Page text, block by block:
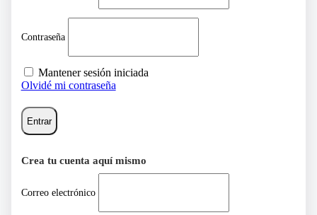
Contraseña
Mantener sesión iniciada
Olvidé mi contraseña
Entrar
Crea tu cuenta aquí mismo
Correo electrónico